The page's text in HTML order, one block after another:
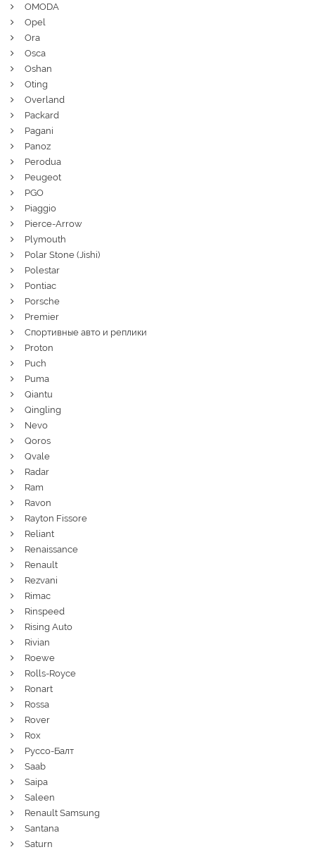
OMODA
Opel
Ora
Osca
Oshan
Oting
Overland
Packard
Pagani
Panoz
Perodua
Peugeot
PGO
Piaggio
Pierce-Arrow
Plymouth
Polar Stone (Jishi)
Polestar
Pontiac
Porsche
Premier
Спортивные авто и реплики
Proton
Puch
Puma
Qiantu
Qingling
Nevo
Qoros
Qvale
Radar
Ram
Ravon
Rayton Fissore
Reliant
Renaissance
Renault
Rezvani
Rimac
Rinspeed
Rising Auto
Rivian
Roewe
Rolls-Royce
Ronart
Rossa
Rover
Rox
Руссо-Балт
Saab
Saipa
Saleen
Renault Samsung
Santana
Saturn